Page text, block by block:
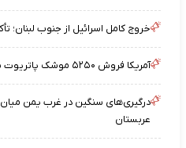
خروج کامل اسرائیل از جنوب لبنان؛
آمریکا فروش ۵۲۵۰ موشک پاتریوت به چهار کشور عربی را تأیید کرد
درگیری‌های سنگین در غرب یمن
عربستان